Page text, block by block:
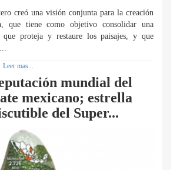
creó una visión conjunta para la creación
que tiene como objetivo consolidar una
que proteja y restaure los paisajes, y que
Leer mas...
mundial del
mexicano; estrella
del Super...